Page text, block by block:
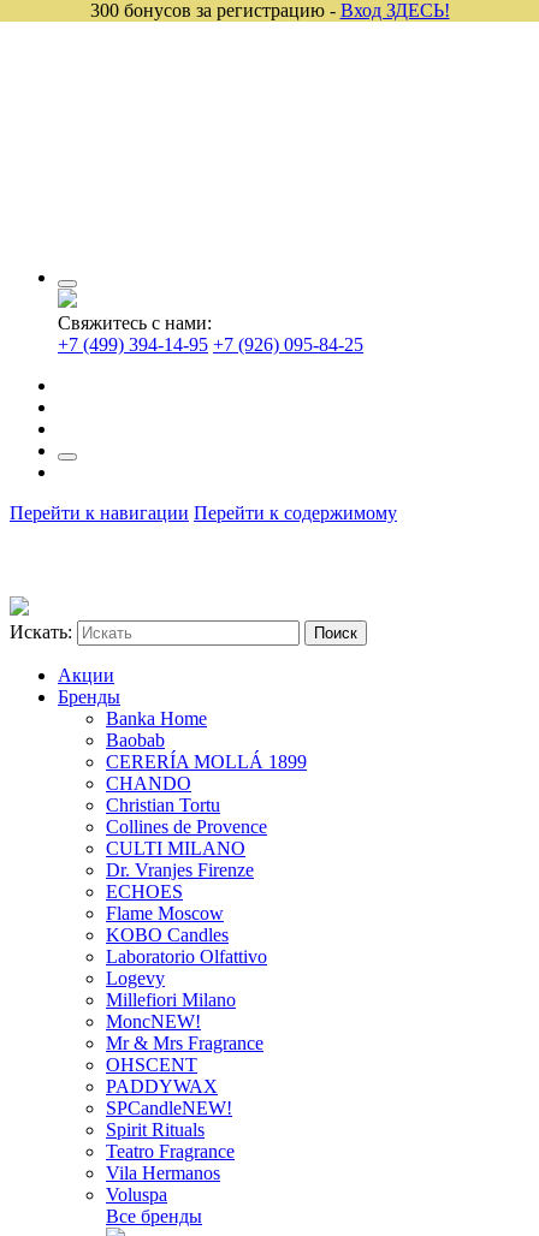
Свяжитесь с нами:
+7 (499) 394-14-95 +7 (926) 095-84-25
Перейти к навигации Перейти к содержимому
Искать:
Акции
Бренды
Banka Home
Baobab
CERERÍA MOLLÁ 1899
CHANDO
Christian Tortu
Collines de Provence
CULTI MILANO
Dr. Vranjes Firenze
ECHOES
Flame Moscow
KOBO Candles
Laboratorio Olfattivo
Logevy
Millefiori Milano
MoncNEW!
Mr & Mrs Fragrance
OHSCENT
PADDYWAX
SPCandleNEW!
Spirit Rituals
Teatro Fragrance
Vila Hermanos
Voluspa
Все бренды
300 бонусов за регистрацию - Вход ЗДЕСЬ!